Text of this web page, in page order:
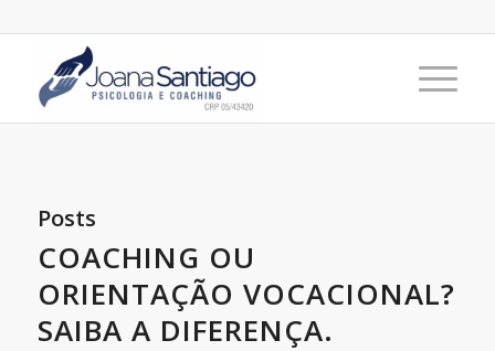
Posts
COACHING OU
ORIENTAÇÃO VOCACIONAL?
SAIBA A DIFERENÇA.